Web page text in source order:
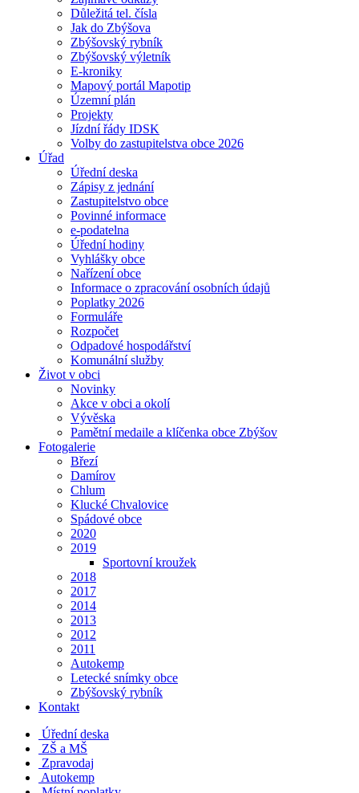
Důležitá tel. čísla
Jak do Zbýšova
Zbýšovský rybník
Zbýšovský výletník
E-kroniky
Mapový portál Mapotip
Územní plán
Projekty
Jízdní řády IDSK
Volby do zastupitelstva obce 2026
Úřad
Úřední deska
Zápisy z jednání
Zastupitelstvo obce
Povinné informace
e-podatelna
Úřední hodiny
Vyhlášky obce
Nařízení obce
Informace o zpracování osobních údajů
Poplatky 2026
Formuláře
Rozpočet
Odpadové hospodářství
Komunální služby
Život v obci
Novinky
Akce v obci a okolí
Vývěska
Pamětní medaile a klíčenka obce Zbýšov
Fotogalerie
Březí
Damírov
Chlum
Klucké Chvalovice
Spádové obce
2020
2019
Sportovní kroužek
2018
2017
2014
2013
2012
2011
Autokemp
Letecké snímky obce
Zbýšovský rybník
Kontakt
Úřední deska
ZŠ a MŠ
Zpravodaj
Autokemp